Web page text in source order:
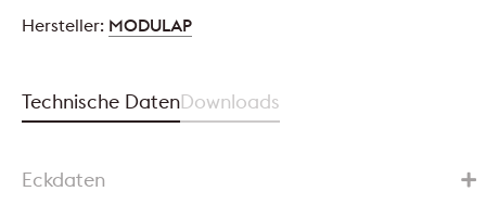
Hersteller: MODULAP
Technische DatenDownloads
Eckdaten